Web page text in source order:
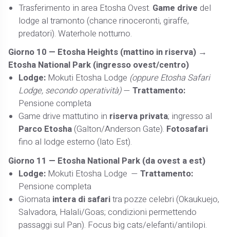
Trasferimento in area Etosha Ovest. Game drive del
lodge al tramonto (chance rinoceronti, giraffe,
predatori). Waterhole notturno.
Giorno 10 — Etosha Heights (mattino in riserva) →
Etosha National Park (ingresso ovest/centro)
Lodge: Mokuti Etosha Lodge (oppure Etosha Safari
Lodge, secondo operatività)—Trattamento:
Pensione completa
Game drive mattutino in riserva privata; ingresso al
Parco Etosha (Galton/Anderson Gate). Fotosafari
fino al lodge esterno (lato Est).
Giorno 11 — Etosha National Park (da ovest a est)
Lodge: Mokuti Etosha Lodge —Trattamento:
Pensione completa
Giornata intera di safaritra pozze celebri (Okaukuejo,
Salvadora, Halali/Goas; condizioni permettendo
passaggi sul Pan). Focus big cats/elefanti/antilopi.